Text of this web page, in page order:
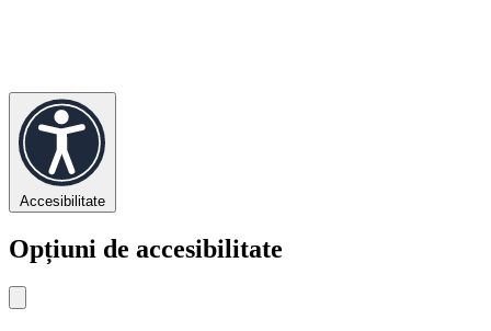
Accesibilitate
Opțiuni de accesibilitate